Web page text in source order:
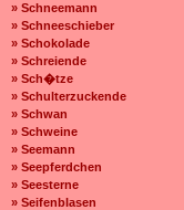
» Schneemann
» Schneeschieber
» Schokolade
» Schreiende
» Sch�tze
» Schulterzuckende
» Schwan
» Schweine
» Seemann
» Seepferdchen
» Seesterne
» Seifenblasen